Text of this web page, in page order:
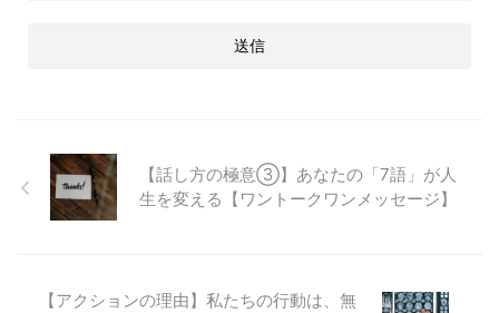
【話し方の極意③】あなたの「7語」が人
生を変える【ワントークワンメッセージ】
【アクションの理由】私たちの行動は、無